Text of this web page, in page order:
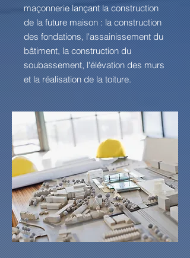
maçonnerie lançant la construction
de la future maison : la construction
des fondations, l'assainissement du
bâtiment, la construction du
soubassement, l'élévation des murs
et la réalisation de la toiture.